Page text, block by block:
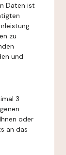
Daten ist
zu
und
3
oder
an das